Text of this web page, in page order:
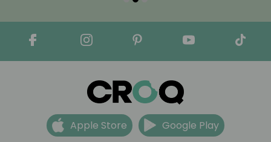
Apple Store Google Play